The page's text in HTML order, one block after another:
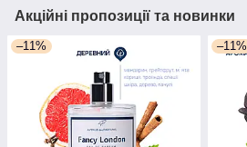
Акційні пропозиції та новинки
–11% –11%